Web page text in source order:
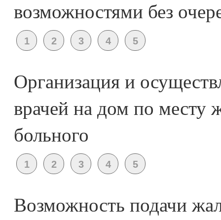
возможностями без
Организация и
врачей на дом по месту
больного
Возможность подачи